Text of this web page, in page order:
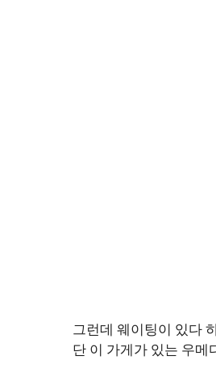
그런데 웨이팅이 있다
단 이 가게가 있는 우메